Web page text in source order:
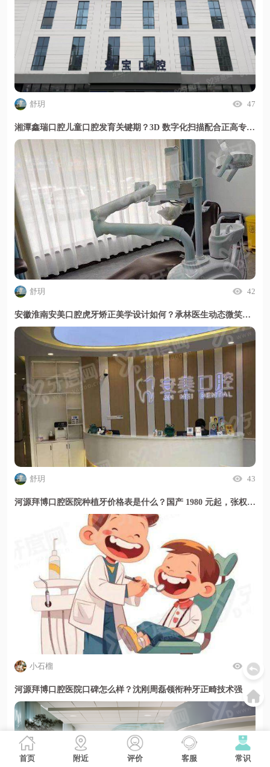
舒玥 47
湘潭鑫瑞口腔儿童口腔发育关键期？3D 数字化扫描配合正高专家领衔早期干预更精准
舒玥 42
安徽淮南安美口腔虎牙矫正美学设计如何？承林医生动态微笑线重塑自信笑容
舒玥 43
河源拜博口腔医院种植牙价格表是什么？国产 1980 元起，张权医生微创技术好
小石榴 44
河源拜博口腔医院口碑怎么样？沈刚周磊领衔种牙正畸技术强
首页 附近 评价 客服 常识